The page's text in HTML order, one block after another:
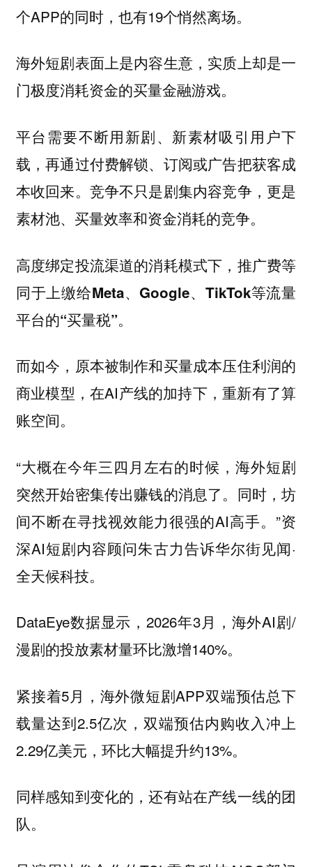
个APP的同时，也有19个悄然离场。
海外短剧表面上是内容生意，实质上却是一
门极度消耗资金的买量金融游戏。
平台需要不断用新剧、新素材吸引用户下
载，再通过付费解锁、订阅或广告把获客成
本收回来。竞争不只是剧集内容竞争，更是
素材池、买量效率和资金消耗的竞争。
高度绑定投流渠道的消耗模式下，推广费等
同于上缴给Meta、Google、TikTok等流量
平台的“买量税”。
而如今，原本被制作和买量成本压住利润的
商业模型，在AI产线的加持下，重新有了算
账空间。
“大概在今年三四月左右的时候，海外短剧
突然开始密集传出赚钱的消息了。同时，坊
间不断在寻找视效能力很强的AI高手。”资
深AI短剧内容顾问朱古力告诉华尔街见闻·
全天候科技。
DataEye数据显示，2026年3月，海外AI剧/
漫剧的投放素材量环比激增140%。
紧接着5月，海外微短剧APP双端预估总下
载量达到2.5亿次，双端预估内购收入冲上
2.29亿美元，环比大幅提升约13%。
同样感知到变化的，还有站在产线一线的团
队。